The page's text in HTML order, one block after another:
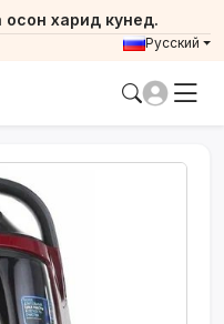
харид кунед.
Русский